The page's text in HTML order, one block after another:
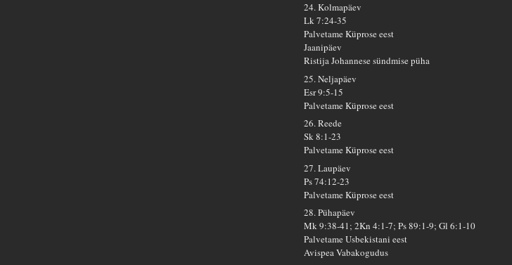
24. Kolmapäev
Lk 7:24-35
Palvetame Küprose eest
Jaanipäev
Ristija Johannese sündmise püha
25. Neljapäev
Esr 9:5-15
Palvetame Küprose eest
26. Reede
Sk 8:1-23
Palvetame Küprose eest
27. Laupäev
Ps 74:12-23
Palvetame Küprose eest
28. Pühapäev
Mk 9:38-41; 2Kn 4:1-7; Ps 89:1-9; Gl 6:1-10
Palvetame Usbekistani eest
Avispea Vabakogudus